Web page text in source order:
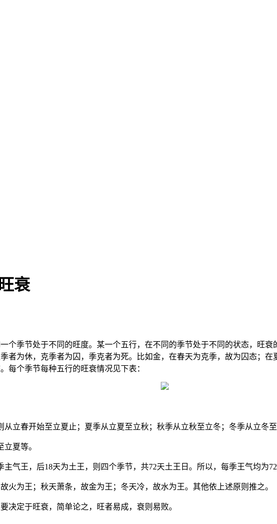
衰
个季节处于不同的旺度。某一个五行，在不同的季节处于不同的状态，旺
者为休，克季者为囚，季克者为死。比如金，在春天为克季，故为囚态；
每个季节每种五行的旺衰情况见下表：
立春开始至立夏止；夏季从立夏至立秋；秋季从立秋至立冬；冬季从立冬
夏等。
气王，后18天为土王，则四个季节，共72天土王日。所以，每季王气均为
火为王；秋天萧条，故金为王；冬天冷，故水为王。其他依上述原则推之。
决定于旺衰，简单论之，旺者易成，衰则易败。